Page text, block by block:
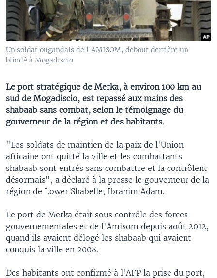
Un soldat ougandais de l'AMISOM, debout derrière un
blindé à Mogadiscio
Le port stratégique de Merka, à environ 100 km au
sud de Mogadiscio, est repassé aux mains des
shabaab sans combat, selon le témoignage du
gouverneur de la région et des habitants.
"Les soldats de maintien de la paix de l'Union
africaine ont quitté la ville et les combattants
shabaab sont entrés sans combattre et la contrôlent
désormais", a déclaré à la presse le gouverneur de la
région de Lower Shabelle, Ibrahim Adam.
Le port de Merka était sous contrôle des forces
gouvernementales et de l'Amisom depuis août 2012,
quand ils avaient délogé les shabaab qui avaient
conquis la ville en 2008.
Des habitants ont confirmé à l'AFP la prise du port,